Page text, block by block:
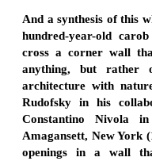
And a synthesis of this
hundred-year-old
cross a corner wall
anything, but rather
architecture with
Rudofsky in his
Constantino Nivola
Amagansett, New York
openings in a wall